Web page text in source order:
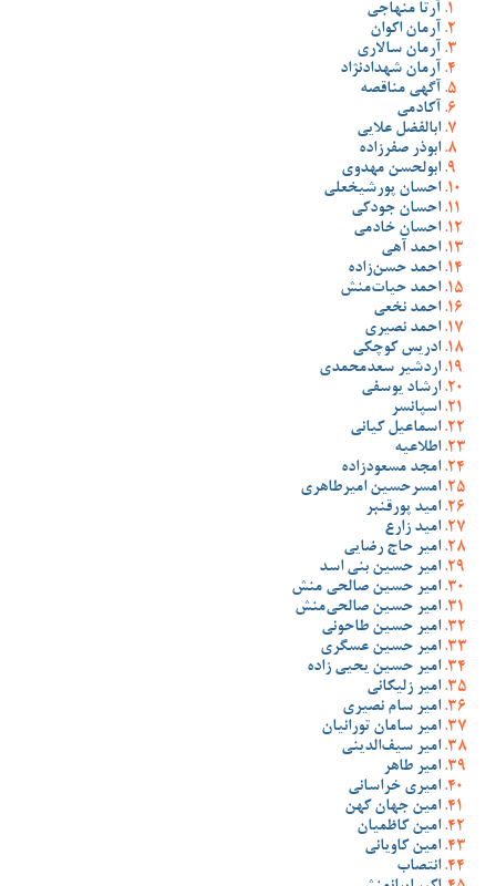
آرتا منهاجی
آرمان اکوان
آرمان سالاری
آرمان شهدادنژاد
آگهی مناقصه
آکادمی
ابالفضل علایی
ابوذر صفرزاده
ابولحسن مهدوی
احسان پورشیخعلی
احسان جودکی
احسان خادمی
احمد آهی
احمد حسن‌زاده
احمد حیات‌منش
احمد نخعی
احمد نصیری
ادریس کوچکی
اردشیر سعدمحمدی
ارشاد یوسفی
اسپانسر
اسماعیل کیانی
اطلاعیه
امجد مسعودزاده
امسرحسین امیرطاهری
امید پورقنبر
امید زارع
امیر حاج رضایی
امیر حسین بنی اسد
امیر حسین صالحی منش
امیر حسین صالحی‌منش
امیر حسین طاحونی
امیر حسین عسگری
امیر حسین یحیی زاده
امیر زلیکانی
امیر سام نصیری
امیر سامان تورانیان
امیر سیف‌الدینی
امیر طاهر
امیری خراسانی
امین جهان کهن
امین کاظمیان
امین کاویانی
انتصاب